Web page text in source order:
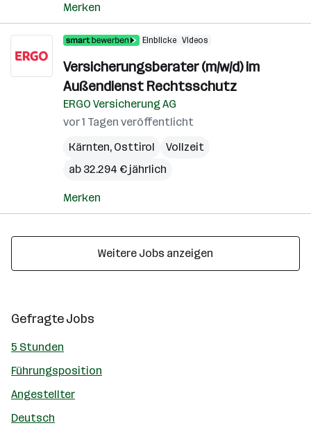
Merken
Einblicke Videos
Versicherungsberater (m/w/d) im
Außendienst Rechtsschutz
ERGO Versicherung AG
vor 1 Tagen veröffentlicht
Kärnten, Osttirol
Vollzeit
ab 32.294 € jährlich
Merken
Weitere Jobs anzeigen
Gefragte Jobs
5 Stunden
Führungsposition
Angestellter
Deutsch